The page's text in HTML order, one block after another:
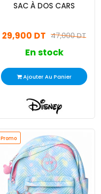
SAC À DOS CARS
47,000 DT
29,900 DT
En stock
Ajouter Au Panier
Promo